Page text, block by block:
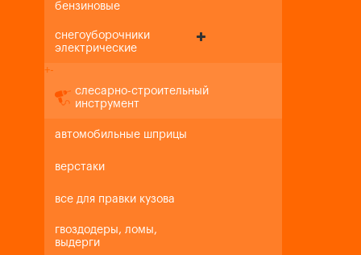
бензиновые
снегоуборочники
электрические
+-
слесарно-строительный
инструмент
автомобильные шприцы
верстаки
все для правки кузова
гвоздодеры, ломы,
выдерги